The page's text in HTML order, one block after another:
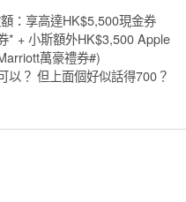
：享高達HK$5,500現金券
* + 小斯額外HK$3,500 Apple
萬豪禮券#)
以？ 但上面個好似話得700？